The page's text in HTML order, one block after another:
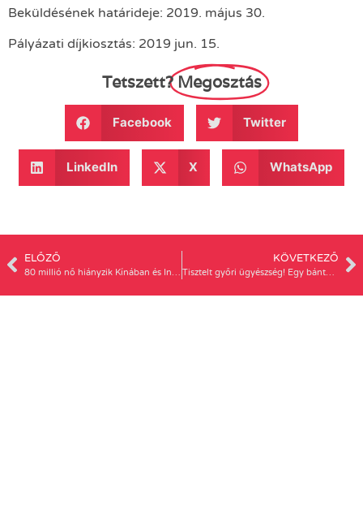
Beküldésének határideje: 2019. május 30.
Pályázati díjkiosztás: 2019 jun. 15.
Tetszett?Megosztás
Facebook Twitter
LinkedIn X WhatsApp
ELŐZŐ KÖVETKEZŐ
Tisztelt győri ügyészség! Egy bántalmazóval nem lehet „megegyezni”!